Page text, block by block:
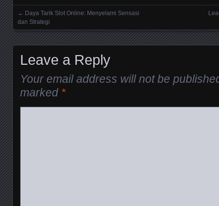
Posts navigation
← Daya Tarik Slot Online: Menyelami Sensasi
dan Strategi
Leave a Reply
Your email address will not be
marked *